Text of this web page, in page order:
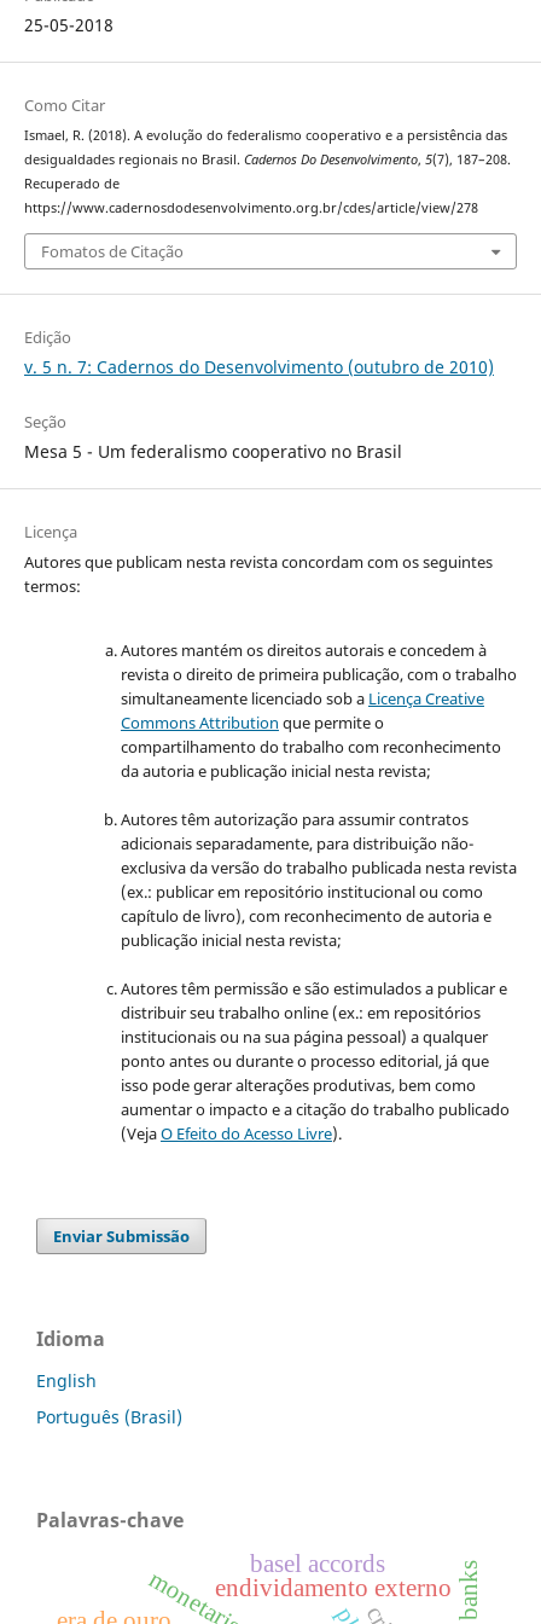
25-05-2018
Como Citar
Ismael, R. (2018). A evolução do federalismo cooperativo e a persistência das
desigualdades regionais no Brasil. Cadernos Do Desenvolvimento, 5(7), 187–208.
Recuperado de
https://www.cadernosdodesenvolvimento.org.br/cdes/article/view/278
Fomatos de Citação
Edição
v. 5 n. 7: Cadernos do Desenvolvimento (outubro de 2010)
Seção
Mesa 5 - Um federalismo cooperativo no Brasil
Licença
Autores que publicam nesta revista concordam com os seguintes
termos:
Autores mantém os direitos autorais e concedem à
revista o direito de primeira publicação, com o trabalho
simultaneamente licenciado sob a Licença Creative
Commons Attribution que permite o
compartilhamento do trabalho com reconhecimento
da autoria e publicação inicial nesta revista;
Autores têm autorização para assumir contratos
adicionais separadamente, para distribuição não-
exclusiva da versão do trabalho publicada nesta revista
(ex.: publicar em repositório institucional ou como
capítulo de livro), com reconhecimento de autoria e
publicação inicial nesta revista;
Autores têm permissão e são estimulados a publicar e
distribuir seu trabalho online (ex.: em repositórios
institucionais ou na sua página pessoal) a qualquer
ponto antes ou durante o processo editorial, já que
isso pode gerar alterações produtivas, bem como
aumentar o impacto e a citação do trabalho publicado
(VejaO Efeito do Acesso Livre).
Enviar Submissão
Idioma
English
Português (Brasil)
Palavras-chave
endividamento externo
basel accords